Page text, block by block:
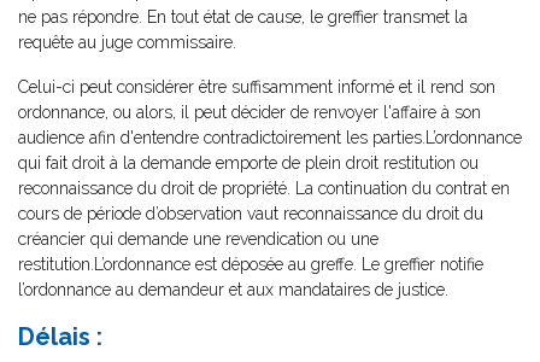
ne pas répondre. En tout état de cause, le greffier transmet la
requête au juge commissaire.
Celui-ci peut considérer être suffisamment informé et il rend son
ordonnance, ou alors, il peut décider de renvoyer l'affaire à son
audience afin d'entendre contradictoirement les parties.L’ordonnance
qui fait droit à la demande emporte de plein droit restitution ou
reconnaissance du droit de propriété. La continuation du contrat en
cours de période d’observation vaut reconnaissance du droit du
créancier qui demande une revendication ou une
restitution.L’ordonnance est déposée au greffe. Le greffier notifie
l’ordonnance au demandeur et aux mandataires de justice.
Délais :